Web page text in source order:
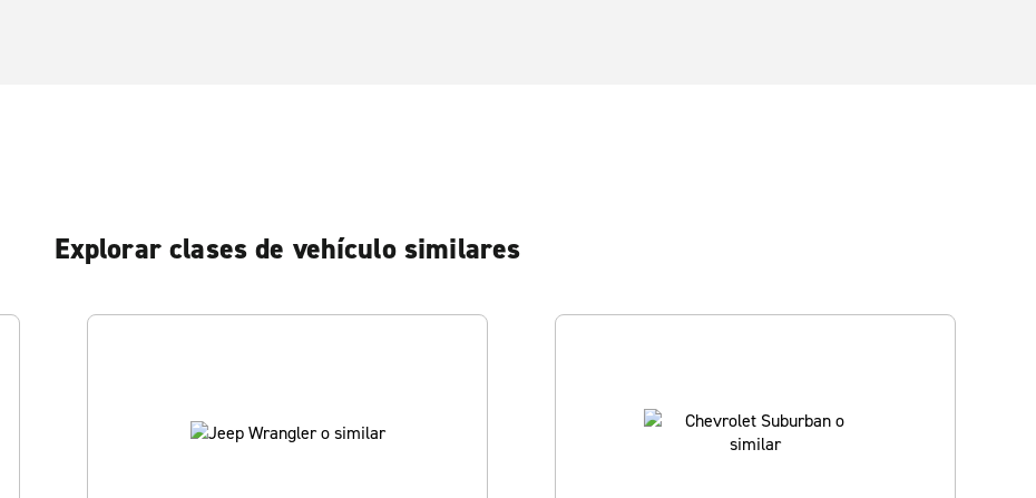
Explorar clases de vehículo similares